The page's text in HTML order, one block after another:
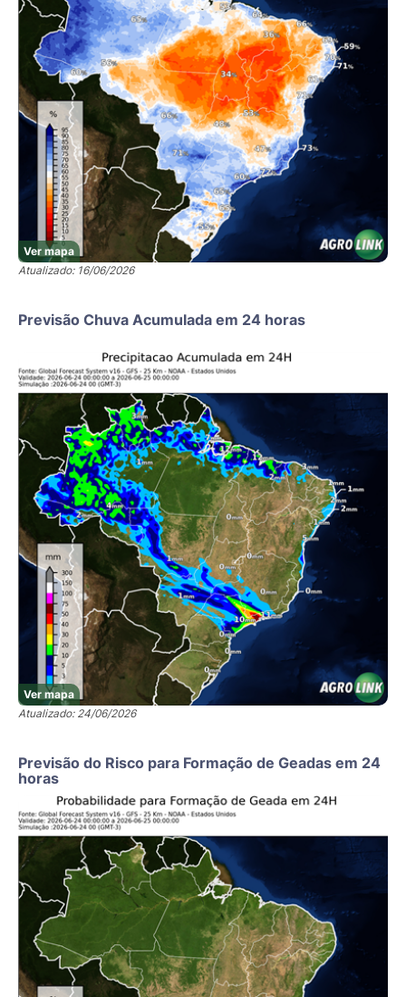
Ver mapa
Atualizado: 16/06/2026
Previsão Chuva Acumulada em 24 horas
Ver mapa
Atualizado: 24/06/2026
Previsão do Risco para Formação de Geadas em 24
horas